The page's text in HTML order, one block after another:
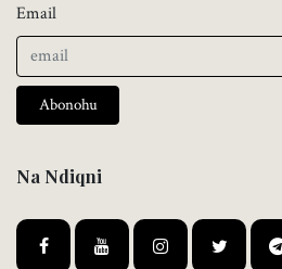
Email
Abonohu
Na Ndiqni